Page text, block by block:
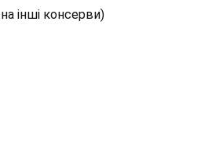
інші консерви)